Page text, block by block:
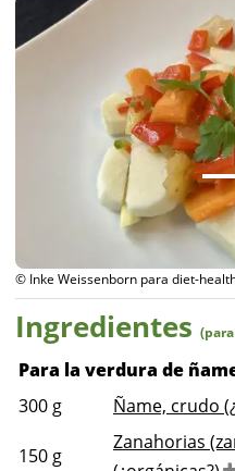
© Inke Weissenborn para diet-
Ingredientes (para
Para la verdura de
300 g Ñame, crudo
150 g
Zanahorias